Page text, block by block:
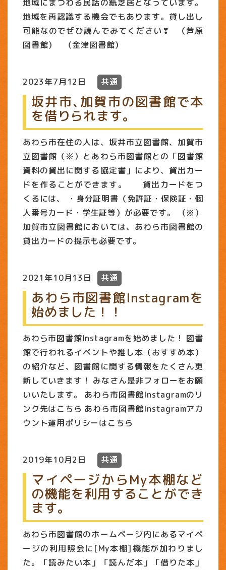
地域にまつわる民話の紙芝居となっています。
地域を再認識する機会でもあります。貸し出し
可能なのでぜひ読んでみてください❣ （芦原
図書館） （金津図書館）
2023年7月12日 共通
坂井市､加賀市の図書館で本
を借りられます｡
あわら市在住の人は、坂井市立図書館、加賀市
立図書館（※）とあわら市図書館との「図書館
資料の貸出に関する協定書」により、貸出カー
ドを作ることができます。 貸出カードをつ
くるには、 ・身分証明書（免許証・保険証・個
人番号カード・学生証等）が必要です。 （※）
加賀市立図書館においては、あわら市図書館の
貸出カードの提示も必要です。
2021年10月13日 共通
あわら市図書館Instagramを
始めました！！
あわら市図書館Instagramを始めました！ 図書
館で行われるイベントや推し本（おすすめ本）
の紹介など、図書館に関する情報をたくさん更
新していきます！ みなさん是非フォローをお願
いいたします。 あわら市図書館Instagramのリ
ンク先はこちら あわら市図書館Instagramアカ
ウント運用ポリシーはこちら
2019年10月2日 共通
マイページからMy本棚など
の機能を利用することができ
ます。
あわら市図書館のホームページ内にあるマイペ
ージの利用照会に[My本棚]機能が加わりまし
た。「読みたい本」「読んだ本」「借りた本」